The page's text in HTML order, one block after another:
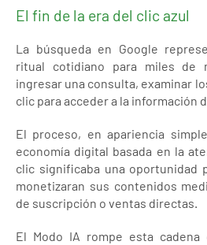
El fin de la era del clic azul
La búsqueda en Google
ritual cotidiano para miles de
ingresar una consulta, examinar
clic para acceder a la información
El proceso, en apariencia
economía digital basada en la
clic significaba una oportunidad
monetizaran sus contenidos
de suscripción o ventas directas.
El Modo IA rompe esta